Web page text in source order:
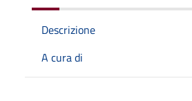
Descrizione
A cura di